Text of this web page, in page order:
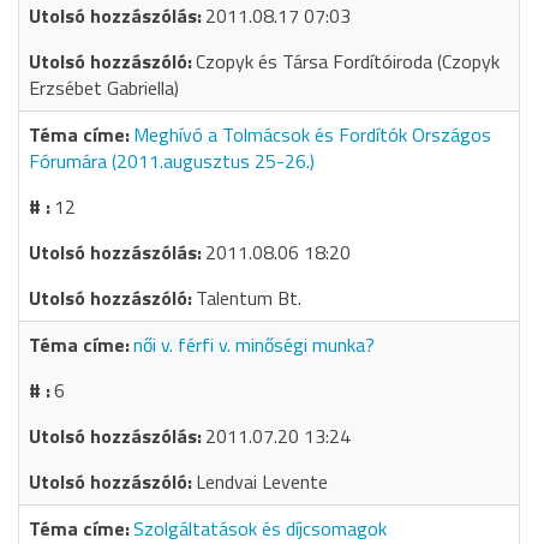
2011.08.17 07:03
Czopyk és Társa Fordítóiroda (Czopyk
Erzsébet Gabriella)
Meghívó a Tolmácsok és Fordítók Országos
Fórumára (2011.augusztus 25-26.)
12
2011.08.06 18:20
Talentum Bt.
női v. férfi v. minőségi munka?
6
2011.07.20 13:24
Lendvai Levente
Szolgáltatások és díjcsomagok